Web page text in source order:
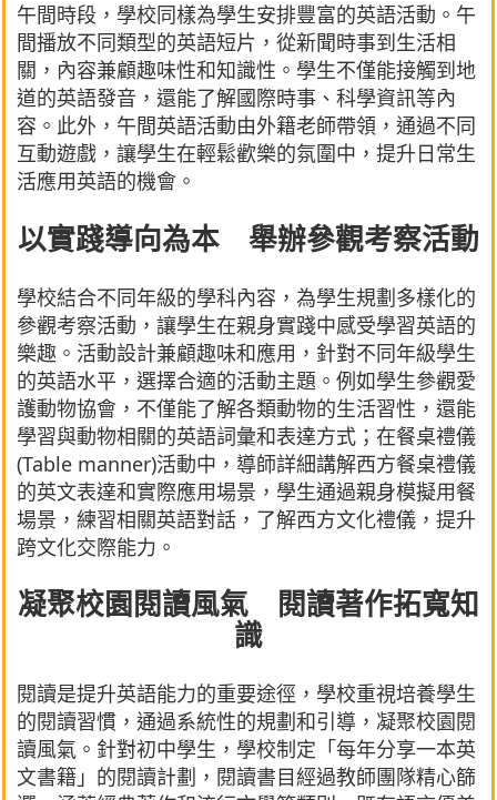
午間時段，學校同樣為學生安排豐富的英語活動。午
間播放不同類型的英語短片，從新聞時事到生活相
關，內容兼顧趣味性和知識性。學生不僅能接觸到地
道的英語發音，還能了解國際時事、科學資訊等內
容。此外，午間英語活動由外籍老師帶領，通過不同
互動遊戲，讓學生在輕鬆歡樂的氛圍中，提升日常生
活應用英語的機會。
以實踐導向為本 舉辦參觀考察活動
學校結合不同年級的學科內容，為學生規劃多樣化的
參觀考察活動，讓學生在親身實踐中感受學習英語的
樂趣。活動設計兼顧趣味和應用，針對不同年級學生
的英語水平，選擇合適的活動主題。例如學生參觀愛
護動物協會，不僅能了解各類動物的生活習性，還能
學習與動物相關的英語詞彙和表達方式；在餐桌禮儀
(Table manner)活動中，導師詳細講解西方餐桌禮儀
的英文表達和實際應用場景，學生通過親身模擬用餐
場景，練習相關英語對話，了解西方文化禮儀，提升
跨文化交際能力。
凝聚校園閱讀風氣 閱讀著作拓寬知
識
閱讀是提升英語能力的重要途徑，學校重視培養學生
的閱讀習慣，通過系統性的規劃和引導，凝聚校園閱
讀風氣。針對初中學生，學校制定「每年分享一本英
文書籍」的閱讀計劃，閱讀書目經過教師團隊精心篩